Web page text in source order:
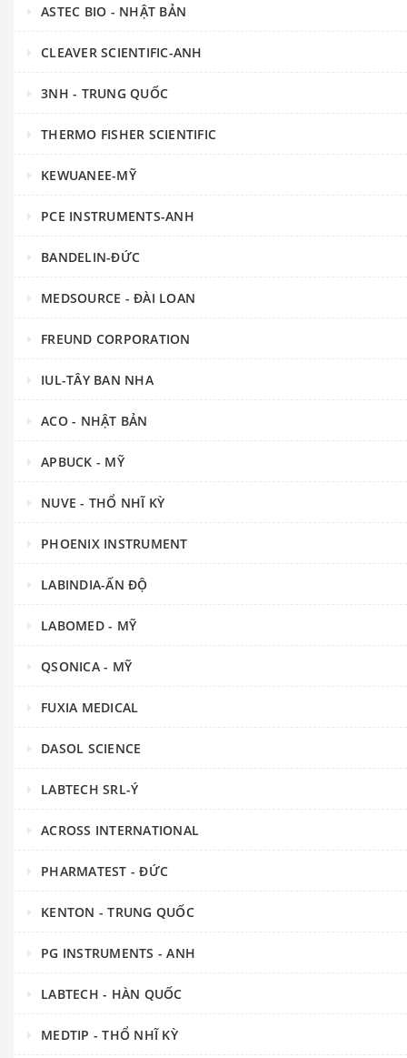
ASTEC BIO - NHẬT BẢN
CLEAVER SCIENTIFIC-ANH
3NH - TRUNG QUỐC
THERMO FISHER SCIENTIFIC
KEWUANEE-MỸ
PCE INSTRUMENTS-ANH
BANDELIN-ĐỨC
MEDSOURCE - ĐÀI LOAN
FREUND CORPORATION
IUL-TÂY BAN NHA
ACO - NHẬT BẢN
APBUCK - MỸ
NUVE - THỔ NHĨ KỲ
PHOENIX INSTRUMENT
LABINDIA-ẤN ĐỘ
LABOMED - MỸ
QSONICA - MỸ
FUXIA MEDICAL
DASOL SCIENCE
LABTECH SRL-Ý
ACROSS INTERNATIONAL
PHARMATEST - ĐỨC
KENTON - TRUNG QUỐC
PG INSTRUMENTS - ANH
LABTECH - HÀN QUỐC
MEDTIP - THỔ NHĨ KỲ